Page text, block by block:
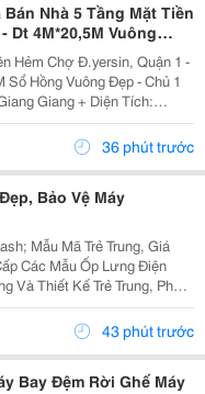
Nhà 5 Tầng Mặt Tiền
Dt 4M*20,5M Vuông
Nh Định Giá 19T- Khai
Hẻm Chợ Đ.yersin, Quận 1 -
Hồng Vuông Đẹp - Chủ 1
+ Diện Tích:
- 6Pn - 6 Wc. + Ngay Chợ
Sinh - Khu Vực...36 phút trước
Bảo Vệ Máy
Mẫu Mã Trẻ Trung, Giá
Và Thiết Kế Trẻ Trung, Phù
Và Người Dùng Yêu Thích
Điện Thoại. Ốp Được Thiết Kế Vừa Vặn...
43 phút trước
Bay Đệm Rời Ghế Máy